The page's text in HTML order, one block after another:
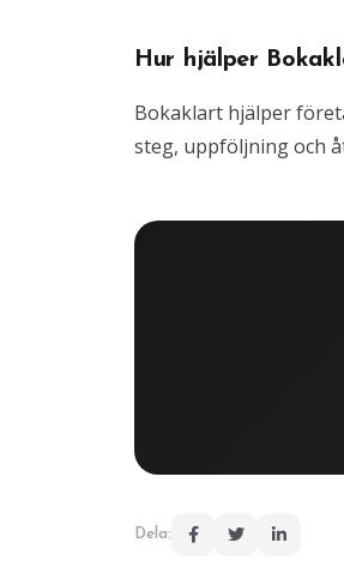
Hur hjälper
Bokaklart hjälper
steg, uppföljning och
Dela: